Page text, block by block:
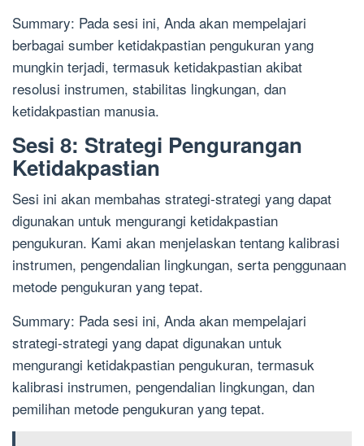
Summary: Pada sesi ini, Anda akan mempelajari
berbagai sumber ketidakpastian pengukuran yang
mungkin terjadi, termasuk ketidakpastian akibat
resolusi instrumen, stabilitas lingkungan, dan
ketidakpastian manusia.
Sesi 8: Strategi Pengurangan
Ketidakpastian
Sesi ini akan membahas strategi-strategi yang dapat
digunakan untuk mengurangi ketidakpastian
pengukuran. Kami akan menjelaskan tentang kalibrasi
instrumen, pengendalian lingkungan, serta penggunaan
metode pengukuran yang tepat.
Summary: Pada sesi ini, Anda akan mempelajari
strategi-strategi yang dapat digunakan untuk
mengurangi ketidakpastian pengukuran, termasuk
kalibrasi instrumen, pengendalian lingkungan, dan
pemilihan metode pengukuran yang tepat.